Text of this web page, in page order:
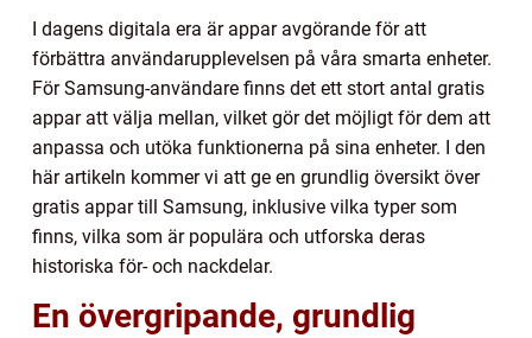
I dagens digitala era är appar avgörande för att
förbättra användarupplevelsen på våra smarta enheter.
För Samsung-användare finns det ett stort antal gratis
appar att välja mellan, vilket gör det möjligt för dem att
anpassa och utöka funktionerna på sina enheter. I den
här artikeln kommer vi att ge en grundlig översikt över
gratis appar till Samsung, inklusive vilka typer som
finns, vilka som är populära och utforska deras
historiska för- och nackdelar.
En övergripande, grundlig